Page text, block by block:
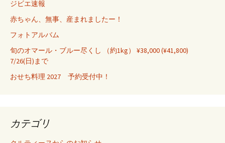
ジビエ速報
赤ちゃん、無事、産まれましたー！
フォトアルバム
旬のオマール・ブルー尽くし （約1kg） ¥38,000 (¥41,800)
7/26(日)まで
おせち料理 2027 予約受付中！
カテゴリ